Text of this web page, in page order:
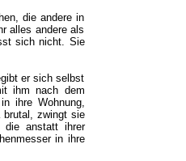
die andere in
alles andere als
sich nicht. Sie
er sich selbst
ihm nach dem
ihre Wohnung,
zwingt sie
die anstatt ihrer
in ihre